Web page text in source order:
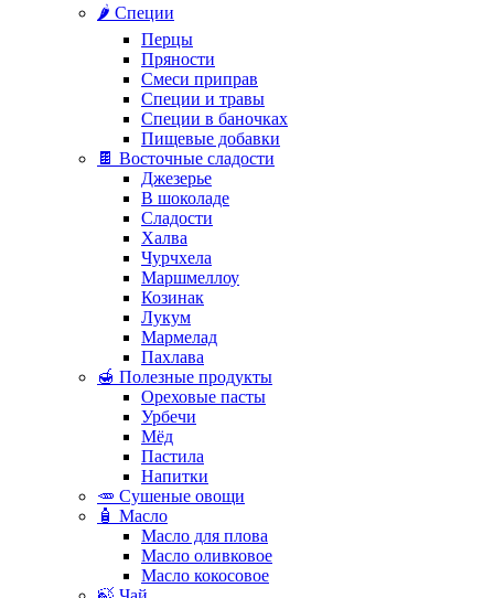
🌶️ Специи
Перцы
Пряности
Смеси приправ
Специи и травы
Специи в баночках
Пищевые добавки
🍫 Восточные сладости
Джезерье
В шоколаде
Сладости
Халва
Чурчхела
Маршмеллоу
Козинак
Лукум
Мармелад
Пахлава
🍯 Полезные продукты
Ореховые пасты
Урбечи
Мёд
Пастила
Напитки
🥕 Сушеные овощи
🧴 Масло
Масло для плова
Масло оливковое
Масло кокосовое